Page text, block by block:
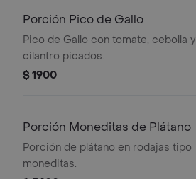
Porción Pico de Gallo
Pico de Gallo con tomate, cebolla y
cilantro picados.
$ 1900
Porción Moneditas de Plátano
Porción de plátano en rodajas tipo
moneditas.